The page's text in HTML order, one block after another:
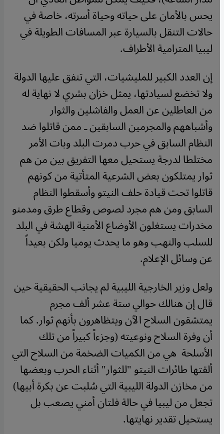
يحس بالأمان على حياته وحياة أسرته، خاصة في
حالات التنقل بالسيارة عبر المسافات الطويلة في
ليبيا المترامية الأطراف.
إن العدد الكبير للمليشيات، التي تنفق عليها الدولة
ولا تخضع لسيادتها، يمثل خزان بشري لا نهاية له
من العاطلين عن العمل والفاشلين والثوار
وأشباههم والمجرمين السابقين ـ ممن قاتلوا ضد
النظام السابق في حرب دمرت البلد وبات الأمر
مختلطا لدرجة يستحيل معها التفريق بين من هم
ثوار يمتلكون بعض الشرعية المتأتية من كونهم
قاتلوا تحت قيادة حلف النيتو وأسقطوا النظام
السابق ومن هم مجرد لصوص وقطاع طرق ومدمنو
مخدرات يستغلون الأوضاع الأمنية الهشة في البلد
للسلب والنهب وهو ما يحدث يوميا ولكن بعيداً
عن وسائل الإعلام.
ولعل وزير الخارجية الليبية لم يجانب الحقيقية حين
قال إن هنالك حوالي ستة عشر ألف مجرم
يمتشقون السلاح الآن ويتظاهرون بأنهم ثوار. كما
أن وفرة السلاح ونوعيته (وجزءاً كبيراً من تلك
الأسلحة هي من الكميات الضخمة من السلاح التي
ألقتها طائرات النيتو "للثوار" أثناء الحرب وبعضها
من مخازن الدولة الليبية التي سُلبت عن بكرة أبيها)
تجعل من ليبيا في حالة فلتان أمني يصعب بل
يستحيل تقدير نهايتها.